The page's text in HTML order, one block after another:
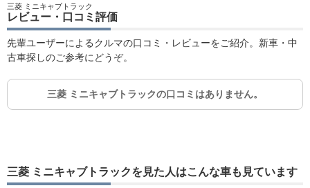
三菱 ミニキャブトラック
レビュー・口コミ評価
先輩ユーザーによるクルマの口コミ・レビューをご紹介。新車・中
古車探しのご参考にどうぞ。
三菱 ミニキャブトラックの口コミはありません。
三菱 ミニキャブトラックを見た人はこんな車も見ています